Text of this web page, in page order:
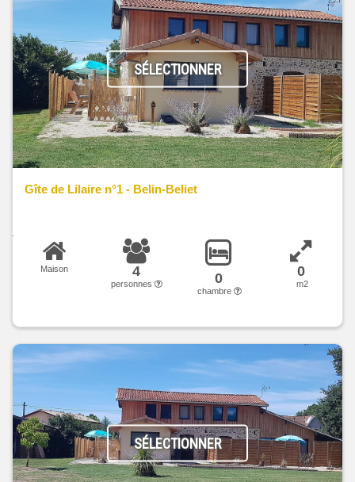
SÉLECTIONNER
Gîte de Lilaire n°1 - Belin-Beliet
Maison 4
personnes 0
chambre
0
m2
SÉLECTIONNER